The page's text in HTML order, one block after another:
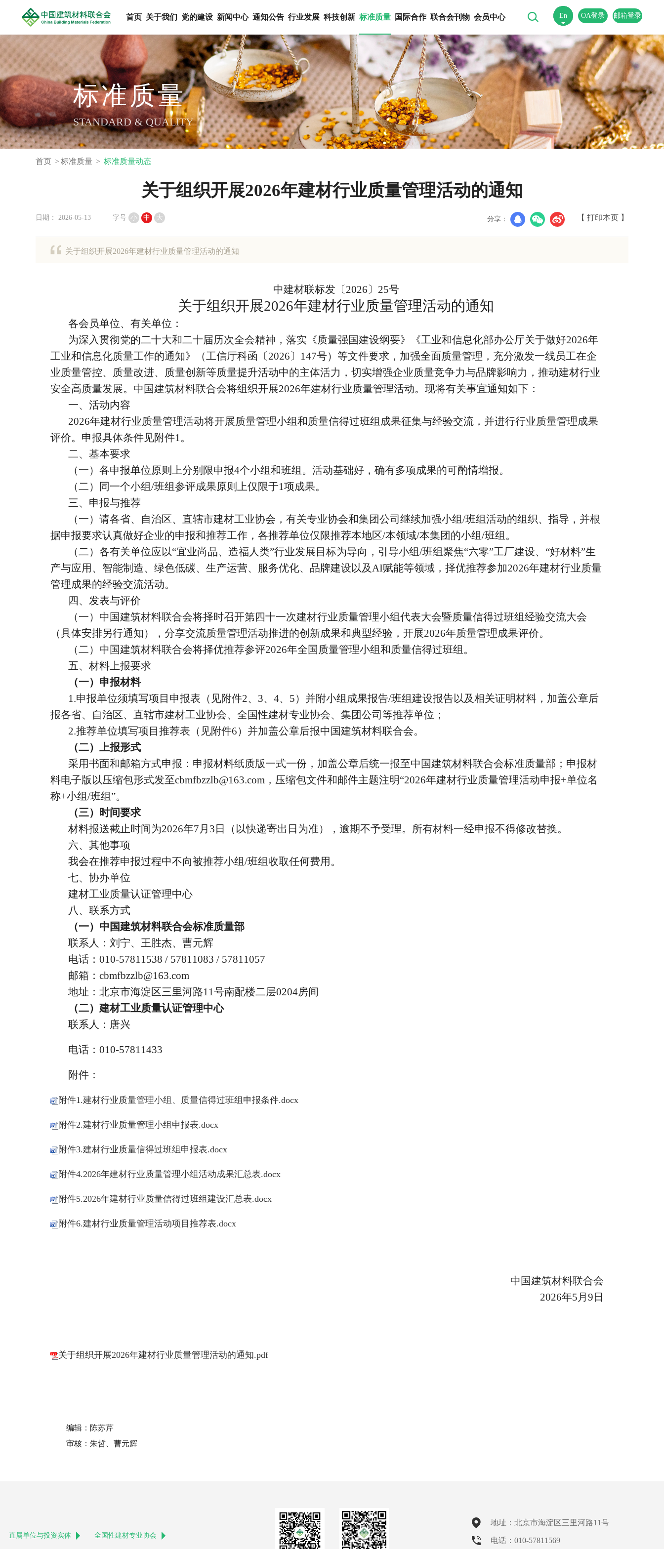
首页 关于我们 党的建设 新闻中心 通知公告 行业发展 科技创新 标准质量 国际合作 联合会刊物 会员中心 邮箱登录
OA登录
En
中
标准质量
STANDARD & QUALITY
首页 标准质量 标准质量动态
关于组织开展2026年建材行业质量管理活动的通知
日期： 2026-05-13 字号 小 中 大 【 打印本页 】
分享：
关于组织开展2026年建材行业质量管理活动的通知
中建材联标发〔2026〕25号
关于组织开展2026年建材行业质量管理活动的通知
各会员单位、有关单位：
为深入贯彻党的二十大和二十届历次全会精神，落实《质量强国建设纲要》《工业和信息化部办公厅关于做好2026年
工业和信息化质量工作的通知》（工信厅科函〔2026〕147号）等文件要求，加强全面质量管理，充分激发一线员工在企
业质量管控、质量改进、质量创新等质量提升活动中的主体活力，切实增强企业质量竞争力与品牌影响力，推动建材行业
安全高质量发展。中国建筑材料联合会将组织开展2026年建材行业质量管理活动。现将有关事宜通知如下：
一、活动内容
2026年建材行业质量管理活动将开展质量管理小组和质量信得过班组成果征集与经验交流，并进行行业质量管理成果
评价。申报具体条件见附件1。
二、基本要求
（一）各申报单位原则上分别限申报4个小组和班组。活动基础好，确有多项成果的可酌情增报。
（二）同一个小组/班组参评成果原则上仅限于1项成果。
三、申报与推荐
（一）请各省、自治区、直辖市建材工业协会，有关专业协会和集团公司继续加强小组/班组活动的组织、指导，并根
据申报要求认真做好企业的申报和推荐工作，各推荐单位仅限推荐本地区/本领域/本集团的小组/班组。
（二）各有关单位应以“宜业尚品、造福人类”行业发展目标为导向，引导小组/班组聚焦“六零”工厂建设、 “好材料”生
产与应用、智能制造、绿色低碳、生产运营、服务优化、品牌建设以及AI赋能等领域，择优推荐参加2026年建材行业质量
管理成果的经验交流活动。
四、发表与评价
（一）中国建筑材料联合会将择时召开第四十一次建材行业质量管理小组代表大会暨质量信得过班组经验交流大会
（具体安排另行通知），分享交流质量管理活动推进的创新成果和典型经验，开展2026年质量管理成果评价。
（二）中国建筑材料联合会将择优推荐参评2026年全国质量管理小组和质量信得过班组。
五、材料上报要求
（一）申报材料
1.申报单位须填写项目申报表（见附件2、3、4、5）并附小组成果报告/班组建设报告以及相关证明材料，加盖公章后
报各省、自治区、直辖市建材工业协会、全国性建材专业协会、集团公司等推荐单位；
2.推荐单位填写项目推荐表（见附件6）并加盖公章后报中国建筑材料联合会。
（二）上报形式
采用书面和邮箱方式申报：申报材料纸质版一式一份，加盖公章后统一报至中国建筑材料联合会标准质量部；申报材
料电子版以压缩包形式发至cbmfbzzlb@163.com，压缩包文件和邮件主题注明“2026年建材行业质量管理活动申报+单位名
称+小组/班组”。
（三）时间要求
材料报送截止时间为2026年7月3日（以快递寄出日为准），逾期不予受理。所有材料一经申报不得修改替换。
六、其他事项
我会在推荐申报过程中不向被推荐小组/班组收取任何费用。
七、协办单位
建材工业质量认证管理中心
八、联系方式
（一）中国建筑材料联合会标准质量部
联系人：刘宁、王胜杰、曹元辉
电话：010-57811538 / 57811083 / 57811057
邮箱：cbmfbzzlb@163.com
地址：北京市海淀区三里河路11号南配楼二层0204房间
（二）建材工业质量认证管理中心
联系人：唐兴
电话：010-57811433
附件：
附件1.建材行业质量管理小组、质量信得过班组申报条件.docx
附件2.建材行业质量管理小组申报表.docx
附件3.建材行业质量信得过班组申报表.docx
附件4.2026年建材行业质量管理小组活动成果汇总表.docx
附件5.2026年建材行业质量信得过班组建设汇总表.docx
附件6.建材行业质量管理活动项目推荐表.docx
中国建筑材料联合会
2026年5月9日
关于组织开展2026年建材行业质量管理活动的通知.pdf
编辑：陈苏芹
审核：朱哲、曹元辉
直属单位与投资实体 全国性建材专业协会
地址：北京市海淀区三里河路11号
电话：010-57811569